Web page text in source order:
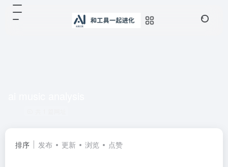
排序 发布 更新 浏览 点赞